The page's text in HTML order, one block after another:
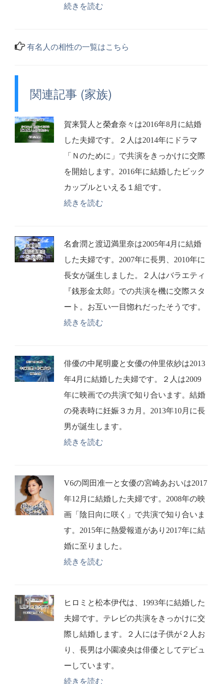
続きを読む
有名人の相性の一覧はこちら
関連記事 (家族)
賀来賢人と榮倉奈々は2016年8月に結婚
した夫婦です。２人は2014年にドラマ
「Ｎのために」で共演をきっかけに交際
を開始します。2016年に結婚したビック
カップルといえる１組です。
続きを読む
名倉潤と渡辺満里奈は2005年4月に結婚
した夫婦です。2007年に長男、2010年に
長女が誕生しました。２人はバラエティ
『銭形金太郎』での共演を機に交際スタ
ート。お互い一目惚れだったそうです。
続きを読む
俳優の中尾明慶と女優の仲里依紗は2013
年4月に結婚した夫婦です。２人は2009
年に映画での共演で知り合います。結婚
の発表時に妊娠３カ月。2013年10月に長
男が誕生します。
続きを読む
V6の岡田准一と女優の宮崎あおいは2017
年12月に結婚した夫婦です。2008年の映
画「陰日向に咲く」で共演で知り合いま
す。2015年に熱愛報道があり2017年に結
婚に至りました。
続きを読む
ヒロミと松本伊代は、1993年に結婚した
夫婦です。テレビの共演をきっかけに交
際し結婚します。２人には子供が２人お
り、長男は小園凌央は俳優としてデビュ
ーしています。
続きを読む